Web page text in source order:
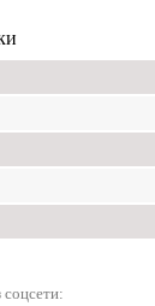
соцсети: